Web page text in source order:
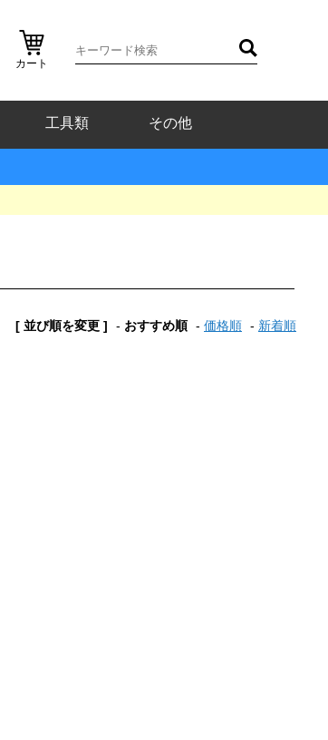
カート
工具類 その他
[ 並び順を変更 ] - おすすめ順 - 価格順 - 新着順